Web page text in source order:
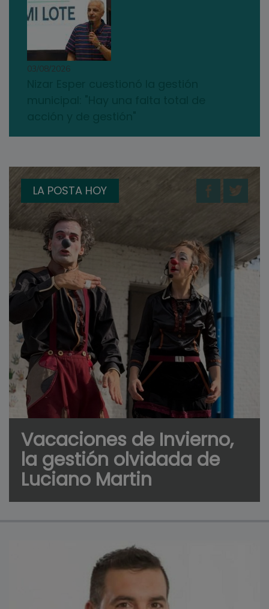
03/08/2026
LA POSTA HOY
Vacaciones de Invierno,
la gestión olvidada de
Luciano Martin